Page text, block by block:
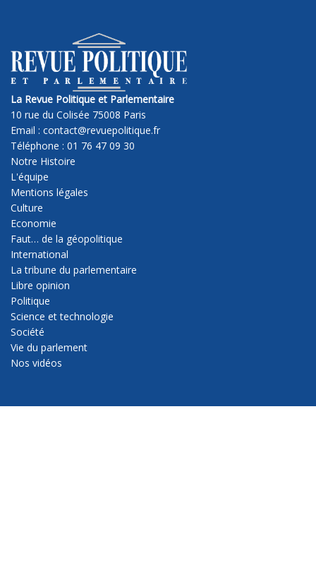
La Revue Politique et Parlementaire
10 rue du Colisée 75008 Paris
Email : contact@revuepolitique.fr
Téléphone : 01 76 47 09 30
Notre Histoire
L'équipe
Mentions légales
Culture
Economie
Faut… de la géopolitique
International
La tribune du parlementaire
Libre opinion
Politique
Science et technologie
Société
Vie du parlement
Nos vidéos